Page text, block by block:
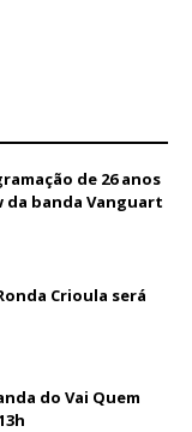
de 26 anos
da banda Vanguart
Ronda Crioula será
do Vai Quem